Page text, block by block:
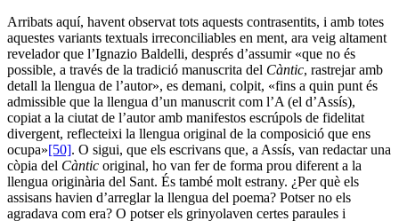
Arribats aquí, havent observat tots aquests contrasentits, i amb totes
aquestes variants textuals irreconciliables en ment, ara veig altament
revelador que l’Ignazio Baldelli, després d’assumir «que no és
possible, a través de la tradició manuscrita del Càntic, rastrejar amb
detall la llengua de l’autor», es demani, colpit, «fins a quin punt és
admissible que la llengua d’un manuscrit com l’A (el d’Assís),
copiat a la ciutat de l’autor amb manifestos escrúpols de fidelitat
divergent, reflecteixi la llengua original de la composició que ens
ocupa»[50]. O sigui, que els escrivans que, a Assís, van redactar una
còpia del Càntic original, ho van fer de forma prou diferent a la
llengua originària del Sant. És també molt estrany. ¿Per què els
assisans havien d’arreglar la llengua del poema? Potser no els
agradava com era? O potser els grinyolaven certes paraules i